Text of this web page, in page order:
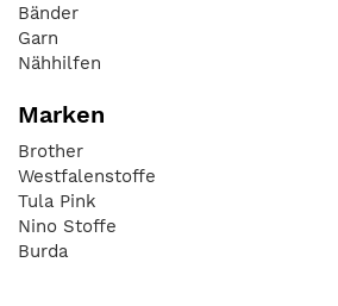
Bänder
Garn
Nähhilfen
Marken
Brother
Westfalenstoffe
Tula Pink
Nino Stoffe
Burda